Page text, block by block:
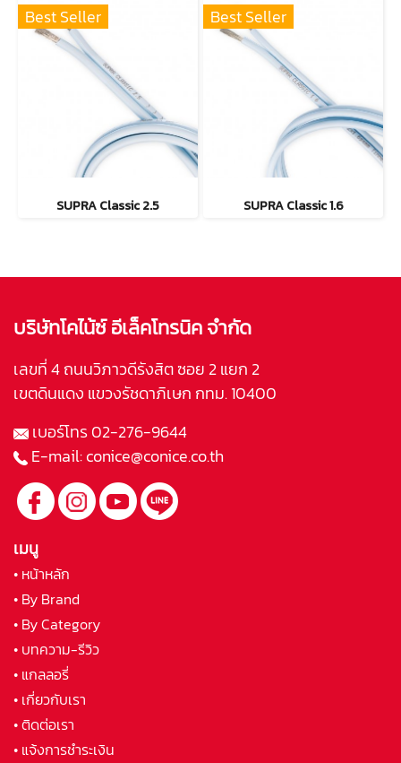
Best Seller
SUPRA Classic 2.5
Best Seller
SUPRA Classic 1.6
บริษัทโคไน้ซ์ อีเล็คโทรนิค จำกัด
เลขที่ 4 ถนนวิภาวดีรังสิต ซอย 2 แยก 2
เขตดินแดง แขวงรัชดาภิเษก กทม. 10400
เบอร์โทร02-276-9644
E-mail:conice@conice.co.th
เมนู
• หน้าหลัก
• By Brand
• By Category
• บทความ-รีวิว
• แกลลอรี่
• เกี่ยวกับเรา
• ติดต่อเรา
• แจ้งการชำระเงิน